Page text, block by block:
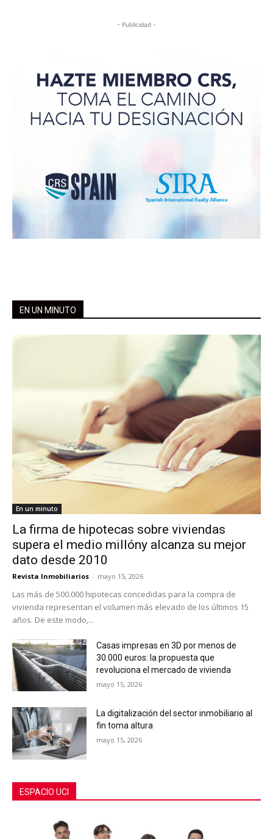
- Publicidad -
EN UN MINUTO
En un minuto
La firma de hipotecas sobre viviendas
supera el medio millóny alcanza su mejor
dato desde 2010
Revista Inmobiliarios - mayo 15, 2026
Las más de 500.000 hipotecas concedidas para la compra de
vivienda representan el volumen más elevado de los últimos 15
años. De este modo,...
Casas impresas en 3D por menos de
30.000 euros: la propuesta que
revoluciona el mercado de vivienda
mayo 15, 2026
La digitalización del sector inmobiliario al
fin toma altura
mayo 15, 2026
ESPACIO UCI